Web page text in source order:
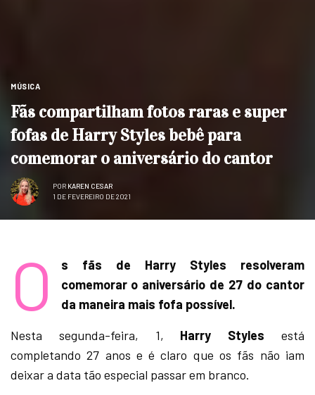
MÚSICA
Fãs compartilham fotos raras e super
fofas de Harry Styles bebê para
comemorar o aniversário do cantor
POR KAREN CESAR
1 DE FEVEREIRO DE 2021
O
s fãs de Harry Styles resolveram
comemorar o aniversário de 27 do cantor
da maneira mais fofa possível.
Nesta segunda-feira, 1, Harry Styles está
completando 27 anos e é claro que os fãs não iam
deixar a data tão especial passar em branco.